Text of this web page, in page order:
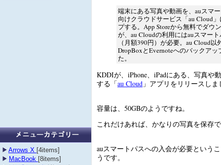
Arrows X [4items]
MacBook [8items]
端末にある写真や動画を、auスマ
向けクラウドサービス「au Cloud
プする。App Storeから無料でダウ
が、au Cloudの利用にはauスマー
（月額390円）が必要。au Cloud以
DropBoxとEvernoteへのバックアッ
た。
KDDIが、iPhone、iPadにある、写真や
する「au Cloud 」アプリをリリースしま
容量は、50GBのようですね。
これだけあれば、かなりの写真を保存
auスマートパスへの入会が必要という
うです。